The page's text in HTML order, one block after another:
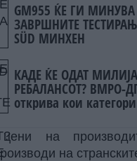
GM955 ЌЕ ГИ МИНУВА
ЗАВРШНИТЕ
SÜD МИНХЕН
КАДЕ ЌЕ ОДАТ
РЕБАЛАНСОТ? ВМРО-
открива кои
на
на